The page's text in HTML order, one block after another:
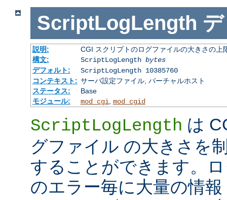
ScriptLogLength
説明:
CGI スクリプトのログファイルの大きさの上
構文:
ScriptLogLength bytes
デフォルト:
ScriptLogLength 10385760
コンテキスト: サーバ設定ファイル, バーチャルホスト
ステータス:
Base
モジュール:
mod_cgi mod_cgid
ScriptLogLength は
グファイル の大きさを
することができます。
のエラー毎に大量の情